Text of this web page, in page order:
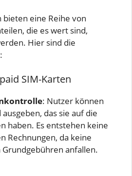
bieten eine Reihe von
die es wert sind,
Hier sind die
SIM-Karten
: Nutzer können
ausgeben, das sie auf die
haben. Es entstehen keine
Rechnungen, da keine
anfallen.